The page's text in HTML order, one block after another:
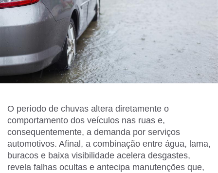
O período de chuvas altera diretamente o
comportamento dos veículos nas ruas e,
consequentemente, a demanda por serviços
automotivos. Afinal, a combinação entre água, lama,
buracos e baixa visibilidade acelera desgastes,
revela falhas ocultas e antecipa manutenções que,